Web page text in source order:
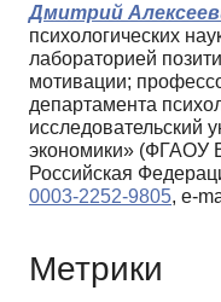
Дмитрий
психологических
лабораторией
мотивации;
департамента
исследовательский
экономики»
Российская
0003-2252-9805, e-
Метрики